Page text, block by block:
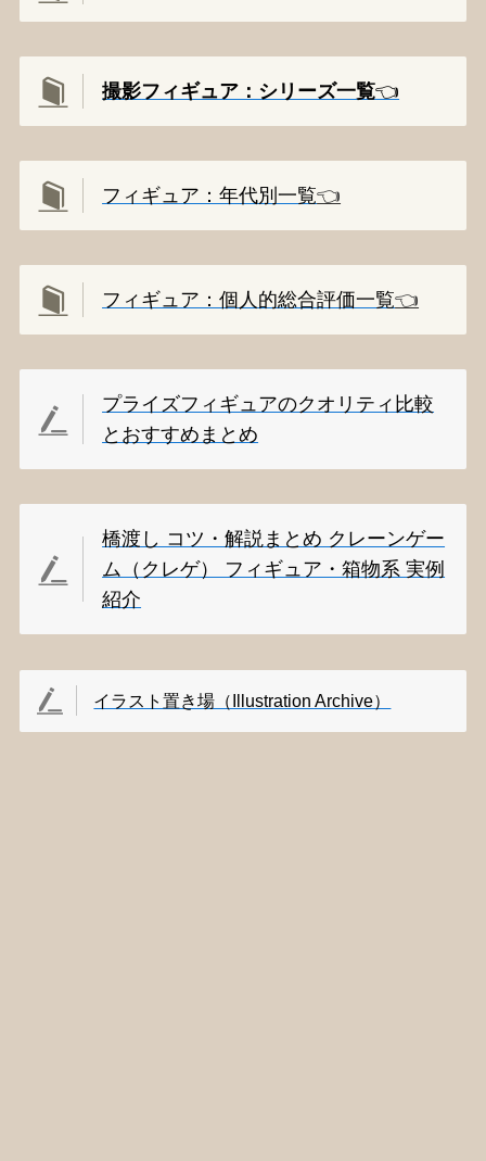
撮影フィギュア：シリーズ一覧👈️
フィギュア：年代別一覧👈️
フィギュア：個人的総合評価一覧👈️
プライズフィギュアのクオリティ比較
とおすすめまとめ
橋渡し コツ・解説まとめ クレーンゲー
ム（クレゲ） フィギュア・箱物系 実例
紹介
イラスト置き場（Illustration Archive）